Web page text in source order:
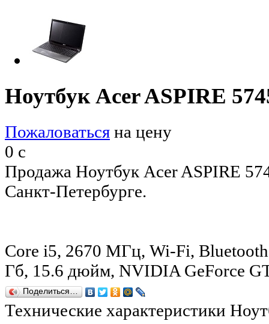
Ноутбук Acer ASPIRE
Пожаловаться на цену
0 c
Продажа Ноутбук Acer ASPIRE
Санкт-Петербурге.
Core i5, 2670 МГц, Wi-Fi,
Гб, 15.6 дюйм, NVIDIA GeForce
Поделиться…
Технические характеристики